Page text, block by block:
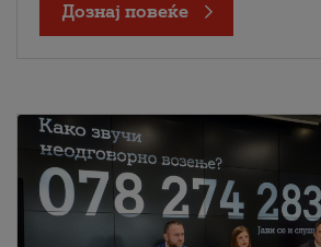
Дознај повеќе